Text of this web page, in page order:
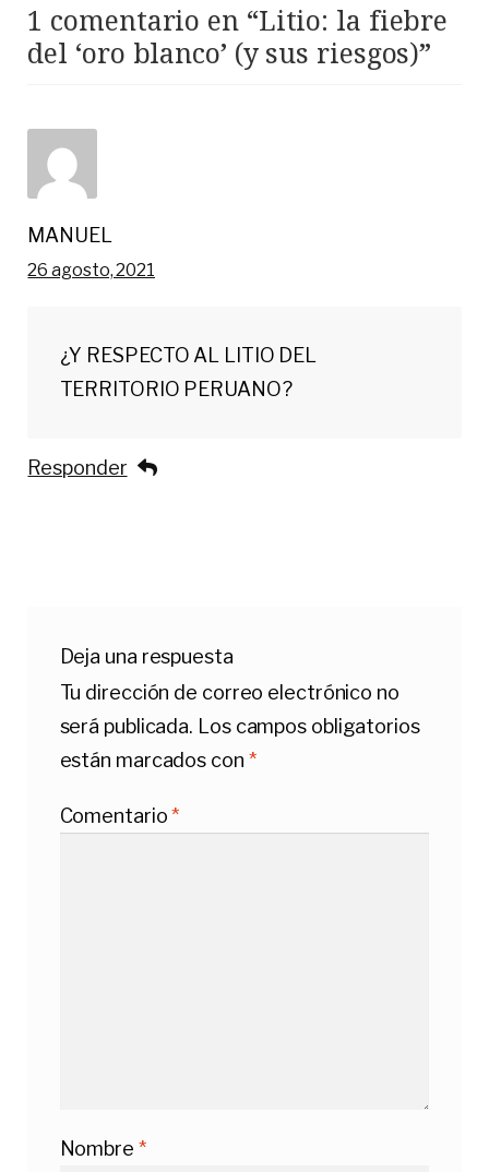
1 comentario en “Litio: la fiebre
del ‘oro blanco’ (y sus riesgos)”
MANUEL
26 agosto, 2021
¿Y RESPECTO AL LITIO DEL
TERRITORIO PERUANO?
Responder
Deja una respuesta
Tu dirección de correo electrónico no
será publicada. Los campos obligatorios
están marcados con *
Comentario*
Nombre *